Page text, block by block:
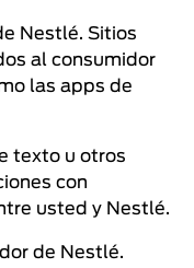
Nestlé. Sitios
al consumidor
las apps de
texto u otros
con
usted y Nestlé.
de Nestlé.